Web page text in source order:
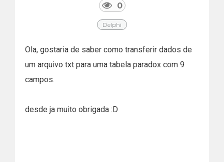
0
Delphi
Ola, gostaria de saber como transferir dados de
um arquivo txt para uma tabela paradox com 9
campos.
desde ja muito obrigada :D